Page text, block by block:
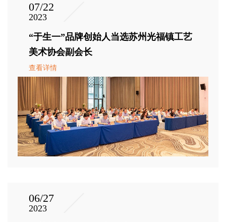
07/22
2023
“于生一”品牌创始人当选苏州光福镇工艺
美术协会副会长
查看详情
06/27
2023